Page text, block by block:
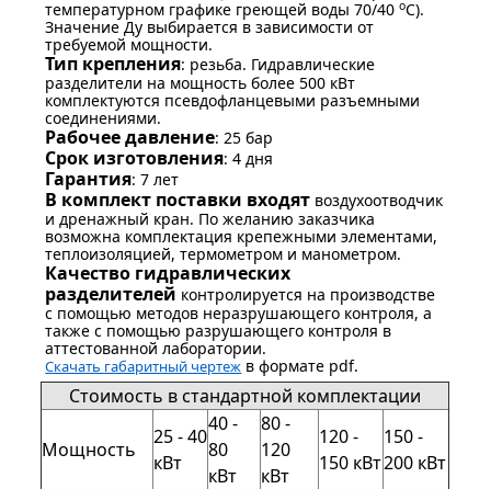
температурном графике греющей воды 70/40оС).
Значение Ду выбирается в зависимости от
требуемой мощности.
Тип крепления: резьба. Гидравлические
разделители на мощность более 500 кВт
комплектуются псевдофланцевыми разъемными
соединениями.
Рабочее давление: 25 бар
Срок изготовления: 4 дня
Гарантия: 7 лет
В комплект поставки входят воздухоотводчик
и дренажный кран. По желанию заказчика
возможна комплектация крепежными элементами,
теплоизоляцией, термометром и манометром.
Качество гидравлических
разделителей контролируется на производстве
с помощью методов неразрушающего контроля, а
также с помощью разрушающего контроля в
аттестованной лаборатории.
Скачать габаритный чертеж в формате pdf.
Стоимость в стандартной комплектации
Мощность
25 - 40
кВт
40 -
80
кВт
80 -
120
кВт
120 -
150 кВт
150 -
200 кВт